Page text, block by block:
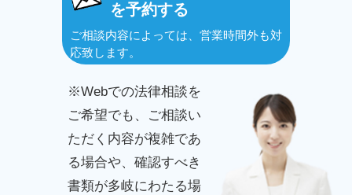
を予約する
ご相談内容によっては、営業時間外も対
応致します。
※Webでの法律相談を
ご希望でも、ご相談い
ただく内容が複雑であ
る場合や、確認すべき
書類が多岐にわたる場